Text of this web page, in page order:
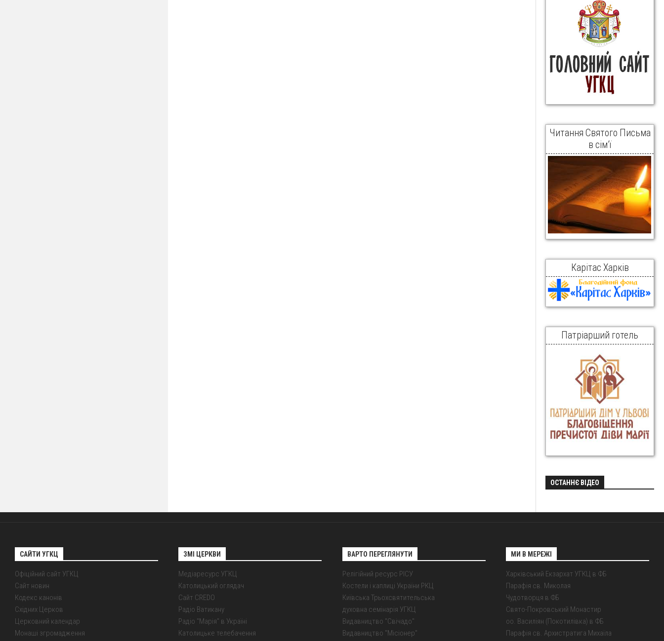
Читання Святого Письма
в сім’ї
Карітас Харків
Патріарший готель
ОСТАННЄ ВІДЕО
САЙТИ УГКЦ
Офіційний сайт УГКЦ
Сайт новин
Кодекс канонів
Східних Церков
Церковний календар
Монаші згромадження
ЗМІ ЦЕРКВИ
Медіаресурс УГКЦ
Католицький оглядач
Сайт CREDO
Радіо Ватикану
Радіо "Марія" в Україні
Католицьке телебачення
ВАРТО ПЕРЕГЛЯНУТИ
Релігійний ресурс РІСУ
Костели і каплиці України РКЦ
Київська Трьохсвятительська
духовна семінарія УГКЦ
Видавництво "Свічадо"
Видавництво "Місіонер"
МИ В МЕРЕЖІ
Харківський Екзархат УГКЦ в ФБ
Парафія св. Миколая
Чудотворця в ФБ
Свято-Покровський Монастир
оо. Василіян (Покотилівка) в ФБ
Парафія св. Архистратига Михаїла